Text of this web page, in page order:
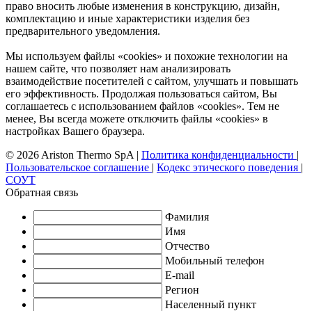
право вносить любые изменения в конструкцию, дизайн,
комплектацию и иные характеристики изделия без
предварительного уведомления.
Мы используем файлы «cookies» и похожие технологии на
нашем сайте, что позволяет нам анализировать
взаимодействие посетителей с сайтом, улучшать и повышать
его эффективность. Продолжая пользоваться сайтом, Вы
соглашаетесь с использованием файлов «cookies». Тем не
менее, Вы всегда можете отключить файлы «cookies» в
настройках Вашего браузера.
© 2026 Ariston Thermo SpA | Политика конфиденциальности |
Пользовательское соглашение | Кодекс этического поведения |
СОУТ
Обратная связь
Фамилия
Имя
Отчество
Мобильный телефон
E-mail
Регион
Населенный пункт